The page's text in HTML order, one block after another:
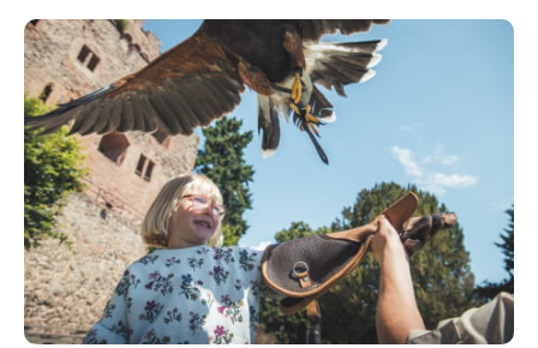
al onze voordelen, bekijk regelmatig onze speciale
aanbiedingen.
Wij wensen u een aangenaam verblijf bij ons!